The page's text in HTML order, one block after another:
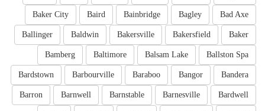
Bad Axe
Bagley
Bainbridge
Baird
Baker City
Baker
Bakersfield
Bakersville
Baldwin
Ballinger
Ballston Spa
Balsam Lake
Baltimore
Bamberg
Bandera
Bangor
Baraboo
Barbourville
Bardstown
Bardwell
Barnesville
Barnstable
Barnwell
Barron